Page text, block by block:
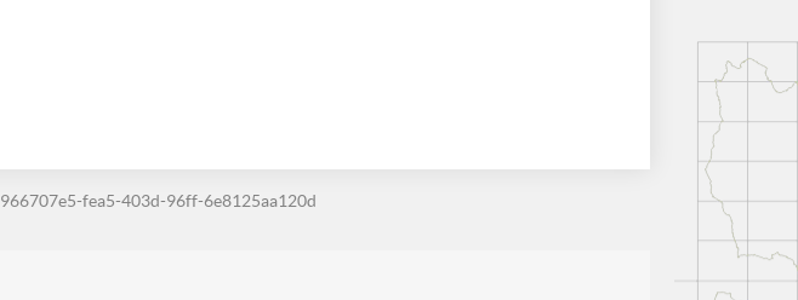
966707e5-fea5-403d-96ff-6e8125aa120d